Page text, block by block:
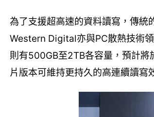
為了支援超高速的資料讀寫，傳統
Western Digital亦與PC散熱技術
則有500GB至2TB各容量，預計
片版本可維持更持久的高連續讀寫